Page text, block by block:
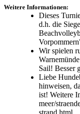
Weitere Informationen:
Dieses
d.h. die
Wir spielen
Sail! Besser
Liebe
hinweisen,
ist! Weitere
meer/